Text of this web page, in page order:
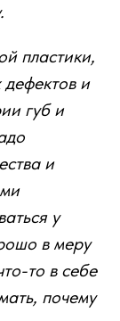
пластики,
дефектов и
губ и
и
у
в меру
то в себе
почему